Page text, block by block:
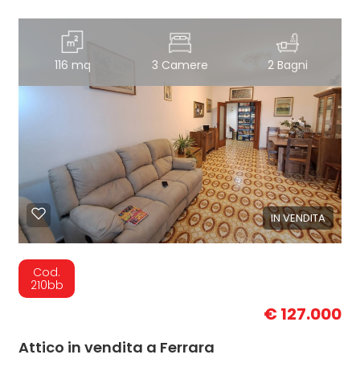
116 mq 3 Camere 2 Bagni
IN VENDITA
Cod.
210bb
€ 127.000
Attico in vendita a Ferrara